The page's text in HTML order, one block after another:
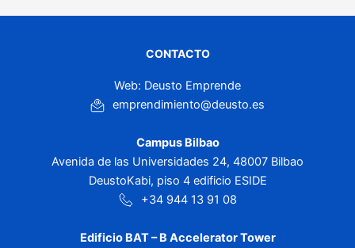
CONTACTO
Web: Deusto Emprende
emprendimiento@deusto.es
Campus Bilbao
Avenida de las Universidades 24, 48007 Bilbao
DeustoKabi, piso 4 edificio ESIDE
+34 944 13 91 08
Edificio BAT – B Accelerator Tower